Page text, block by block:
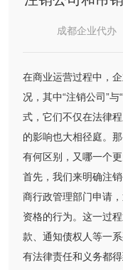
成都企业代
在商业运营过程中，
况，其中“注销公司”
式，它们不仅在法律
的影响也大相径庭。
有何区别，又哪一个
首先，我们来明确注
商行政管理部门申请
资格的行为。这一过
款、通知债权人等一
有法律责任和义务都